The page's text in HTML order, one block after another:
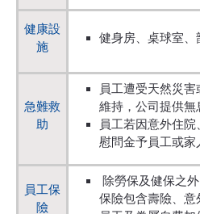
健康設
施
健身房、桌球室、
急難救
助
員工遭受天然災
維持，公司提供無
員工若因意外住
慰問金予員工或家
員工保
險
除勞保及健保之
保險包含壽險、